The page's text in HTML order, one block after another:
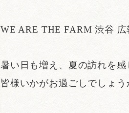
WE ARE THE FARM 渋谷 広
暑い日も増え、夏の訪れを感
皆様いかがお過ごしでしょう